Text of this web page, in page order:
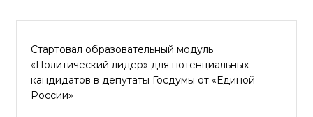
Стартовал образовательный модуль
«Политический лидер» для потенциальных
кандидатов в депутаты Госдумы от «Единой
России»